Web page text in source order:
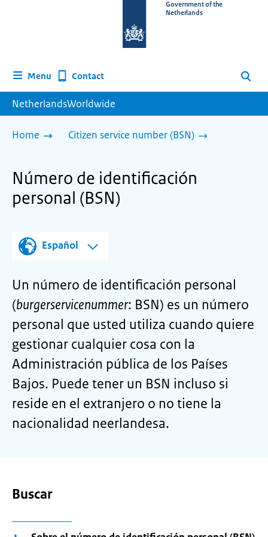
homepage
Government of the
Netherlands
Menu Contact Search
NetherlandsWorldwide
Home Citizen service number (BSN)
Número de identificación
personal (BSN)
Español
Un número de identificación personal
(burgerservicenummer: BSN) es un número
personal que usted utiliza cuando quiere
gestionar cualquier cosa con la
Administración pública de los Países
Bajos. Puede tener un BSN incluso si
reside en el extranjero o no tiene la
nacionalidad neerlandesa.
Buscar